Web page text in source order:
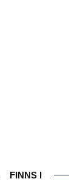
FINNS I